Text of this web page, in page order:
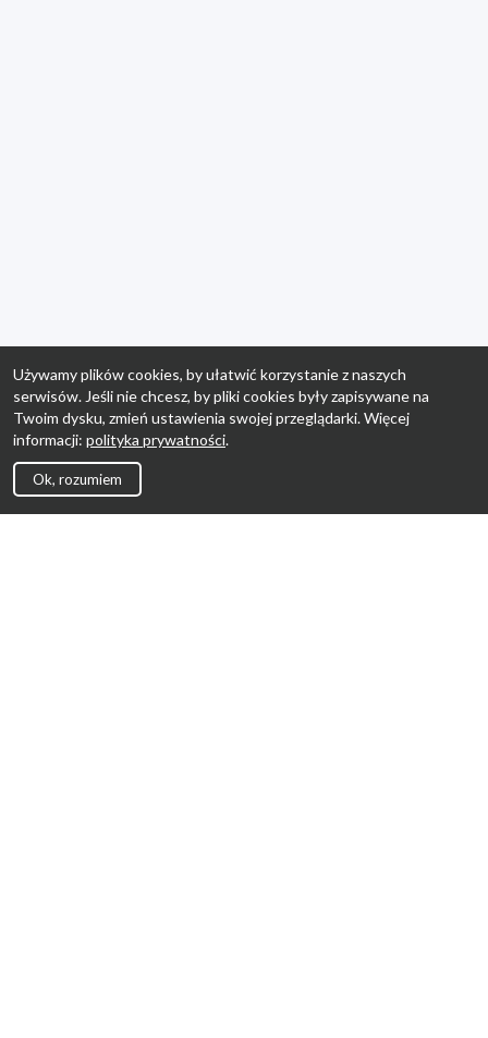
Używamy plików cookies, by ułatwić korzystanie z naszych
serwisów. Jeśli nie chcesz, by pliki cookies były zapisywane na
Twoim dysku, zmień ustawienia swojej przeglądarki. Więcej
informacji: polityka prywatności.
Ok, rozumiem